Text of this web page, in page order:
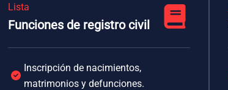
Lista
Funciones de registro civil
Inscripción de nacimientos,
matrimonios y defunciones.